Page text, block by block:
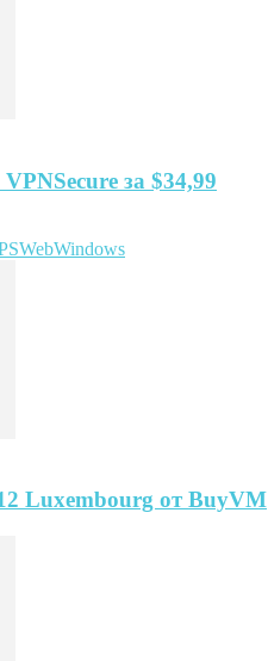
за $34,99
WebWindows
Luxembourg от BuyVM